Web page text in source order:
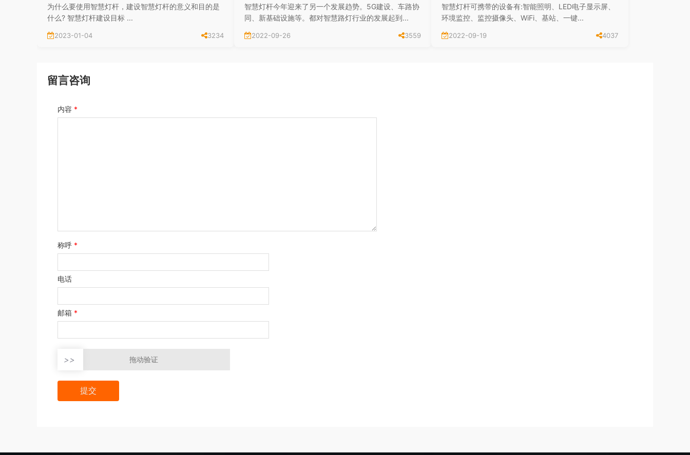
为什么要使用智慧灯杆，建设智慧灯杆的意义和目的是
什么? 智慧灯杆建设目标 ...
2023-01-04 3234
智慧灯杆今年迎来了另一个发展趋势。5G建设、车路协
同、新基础设施等。都对智慧路灯行业的发展起到...
2022-09-26 3559
智慧灯杆可携带的设备有:智能照明、LED电子显示屏、
环境监控、监控摄像头、WiFi、基站、一键...
2022-09-19 4037
留言咨询
内容 *
称呼 *
电话
邮箱 *
>> 拖动验证